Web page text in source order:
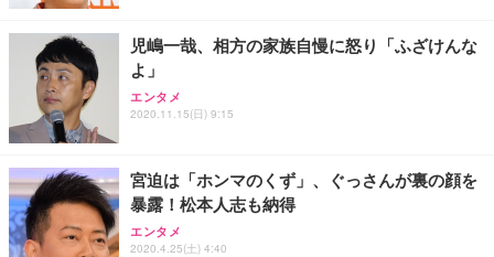
児嶋一哉、相方の家族自慢に怒り「ふざけんな
よ」
エンタメ
2020.11.15(日) 9:15
宮迫は「ホンマのくず」、ぐっさんが裏の顔を
暴露！松本人志も納得
エンタメ
2020.4.25(土) 4:40